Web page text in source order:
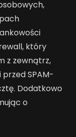
który
z zewnątrz,
SPAM-
Dodatkowo
o